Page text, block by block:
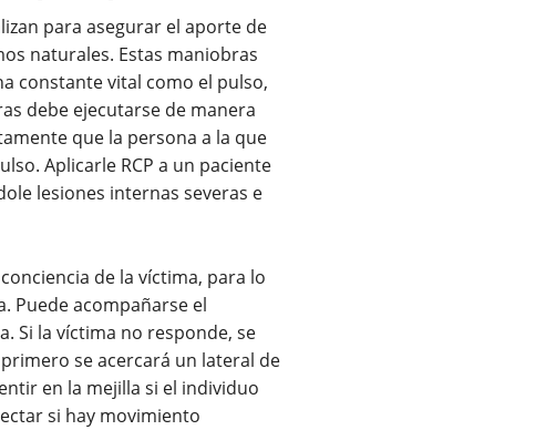
para asegurar el aporte de
naturales. Estas maniobras
constante vital como el pulso,
debe ejecutarse de manera
que la persona a la que
Aplicarle RCP a un paciente
lesiones internas severas e
de la víctima, para lo
Puede acompañarse el
Si la víctima no responde, se
se acercará un lateral de
en la mejilla si el individuo
si hay movimiento